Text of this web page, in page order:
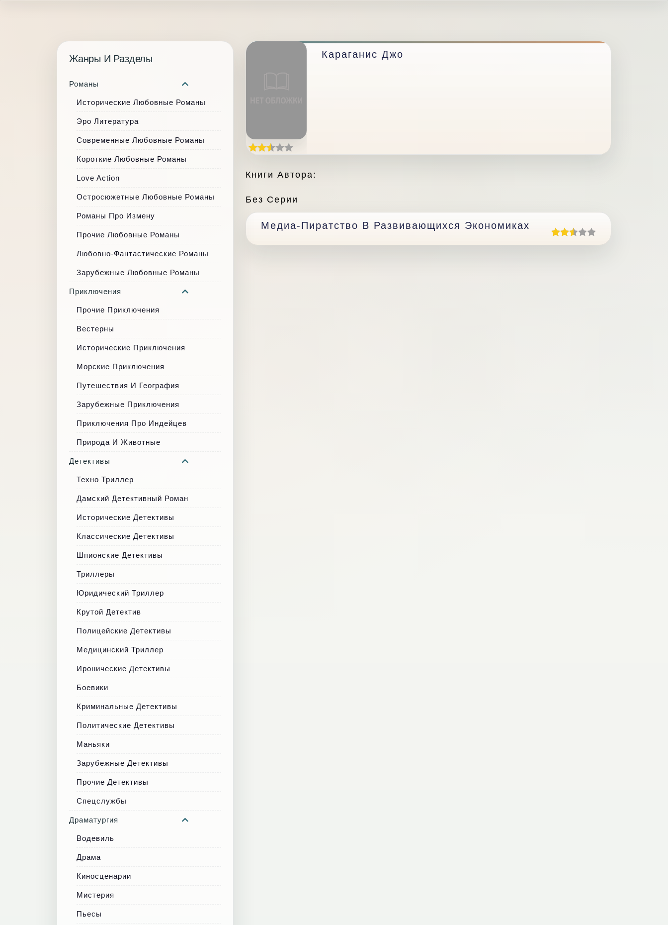
Караганис Джо
Книги Автора:
Без Серии
Медиа-Пиратство В Развивающихся Экономиках
Жанры И Разделы
Романы
Исторические Любовные Романы
Эро Литература
Современные Любовные Романы
Короткие Любовные Романы
Love Action
Остросюжетные Любовные Романы
Романы Про Измену
Прочие Любовные Романы
Любовно-Фантастические Романы
Зарубежные Любовные Романы
Приключения
Прочие Приключения
Вестерны
Исторические Приключения
Морские Приключения
Путешествия И География
Зарубежные Приключения
Приключения Про Индейцев
Природа И Животные
Детективы
Техно Триллер
Дамский Детективный Роман
Исторические Детективы
Классические Детективы
Шпионские Детективы
Триллеры
Юридический Триллер
Крутой Детектив
Полицейские Детективы
Медицинский Триллер
Иронические Детективы
Боевики
Криминальные Детективы
Политические Детективы
Маньяки
Зарубежные Детективы
Прочие Детективы
Спецслужбы
Драматургия
Водевиль
Драма
Киносценарии
Мистерия
Пьесы